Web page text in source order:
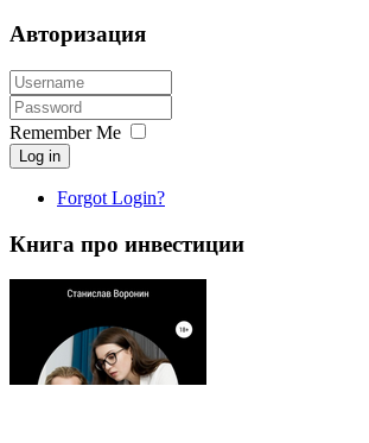
Авторизация
Remember Me
Log in
Forgot Login?
Книга про инвестиции